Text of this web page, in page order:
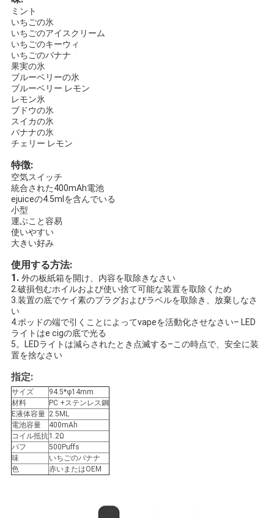
い
地
図
PRIVACY
POLICY
ミント
いちごの氷
いちごのアイスクリーム
いちごのキーウィ
いちごのバナナ
果実の氷
ブルーベリーの氷
ブルーベリー レモン
レモン氷
ブドウの氷
スイカの氷
バナナの氷
チェリー レモン
特徴:
空気スイッチ
統合された400mAh電池
ejuiceの4.5mlを含んでいる
小型
運ぶこと容易
使いやすい
大きい好み
使用する方法:
1. 外の板紙箱を開け、内容を取除きなさい
2.破損包むホイルおよび使い捨て可能な装置を取除くため
3.装置の底でケイ素のプラグおよびラベルを取除き、放棄しなさ
い
4.ポッドの端で引くことによってvapeを活動化させなさい– LED
ライトはe cigの底で光る
5。LEDライトは減らされたとき点滅する–この時点で、安全に装
置を捨なさい
指定:
サイズ
94.5*φ14mm
材料
PC +ステンレス鋼
E液体容量 2.5ML
電池容量
400mAh
コイル抵抗1.2Ω
パフ
500Puffs
味
いちごのバナナ
色
赤いまたはOEM